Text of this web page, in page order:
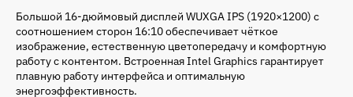
Большой 16-дюймовый дисплей WUXGA IPS (1920×1200) с
соотношением сторон 16:10 обеспечивает чёткое
изображение, естественную цветопередачу и комфортную
работу с контентом. Встроенная Intel Graphics гарантирует
плавную работу интерфейса и оптимальную
энергоэффективность.